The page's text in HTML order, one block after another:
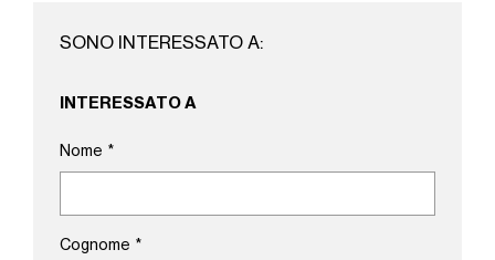
SONO INTERESSATO A:
INTERESSATO A
Nome *
Cognome *